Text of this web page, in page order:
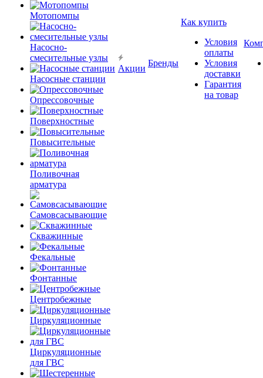
Мотопомпы
Насосно-
смесительные узлы
Насосные станции
Опрессовочные
Поверхностные
Повысительные
Поливочная
арматура
Самовсасывающие
Скважинные
Фекальные
Фонтанные
Центробежные
Циркуляционные
Циркуляционные
для ГВС
Акции
Бренды
Как купить
Условия
оплаты
Условия
доставки
Гарантия
на товар